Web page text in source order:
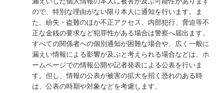
ので、特別な理由がない限り本人に通知を行います。ま
た、紛失・盗難のほか不正アクセス、内部犯行、脅迫等不
正な金銭の要求など犯罪性がある場合は警察へ届出ます。
すべての関係者への個別通知が困難な場合や、広く一般に
漏えい情報による影響が及ぶと考えられる場合などは、ホ
ームページでの情報公開や記者発表による公表を行いま
す。但し、情報の公表が被害の拡大を招く恐れのある時
は、公表の時期や対象などを考慮します。